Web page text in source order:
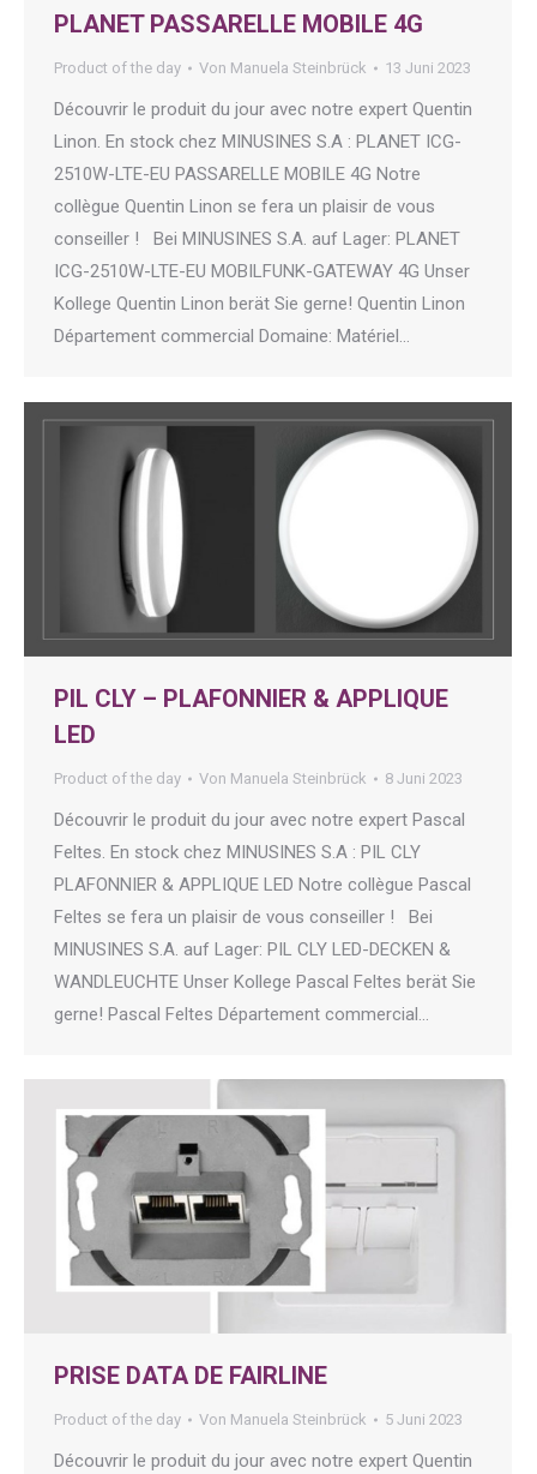
PLANET PASSARELLE MOBILE 4G
Product of the day Von Manuela Steinbrück 13 Juni 2023
Découvrir le produit du jour avec notre expert Quentin
Linon. En stock chez MINUSINES S.A : PLANET ICG-
2510W-LTE-EU PASSARELLE MOBILE 4G Notre
collègue Quentin Linon se fera un plaisir de vous
conseiller ! Bei MINUSINES S.A. auf Lager: PLANET
ICG-2510W-LTE-EU MOBILFUNK-GATEWAY 4G Unser
Kollege Quentin Linon berät Sie gerne! Quentin Linon
Département commercial Domaine: Matériel…
PIL CLY – PLAFONNIER & APPLIQUE
LED
Product of the day Von Manuela Steinbrück 8 Juni 2023
Découvrir le produit du jour avec notre expert Pascal
Feltes. En stock chez MINUSINES S.A : PIL CLY
PLAFONNIER & APPLIQUE LED Notre collègue Pascal
Feltes se fera un plaisir de vous conseiller ! Bei
MINUSINES S.A. auf Lager: PIL CLY LED-DECKEN &
WANDLEUCHTE Unser Kollege Pascal Feltes berät Sie
gerne! Pascal Feltes Département commercial…
PRISE DATA DE FAIRLINE
Product of the day Von Manuela Steinbrück 5 Juni 2023
Découvrir le produit du jour avec notre expert Quentin